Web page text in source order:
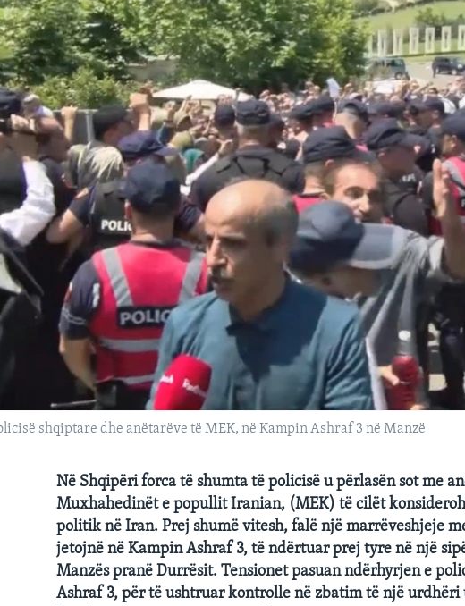
shqiptare dhe anëtarëve të MEK, në Kampin Ashraf 3 në Manzë
Në Shqipëri forca të shumta të policisë u përlasën sot me
Muxhahedinët e popullit Iranian, (MEK) të cilët
politik në Iran. Prej shumë vitesh, falë një marrëveshjeje
jetojnë në Kampin Ashraf 3, të ndërtuar prej tyre në një
Manzës pranë Durrësit. Tensionet pasuan ndërhyrjen e
Ashraf 3, për të ushtruar kontrolle në zbatim të një urdhëri